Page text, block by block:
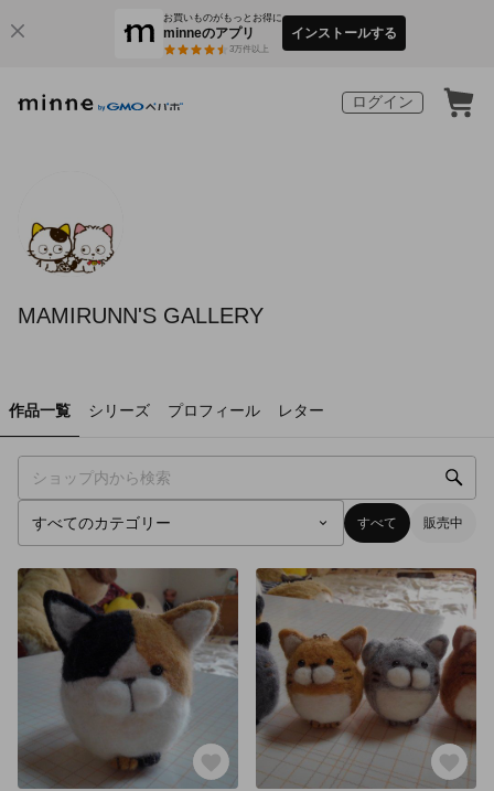
お買いものがもっとお得に
minneのアプリ
3万件以上
インストールする
ログイン
MAMIRUNN'S GALLERY
作品一覧 シリーズ プロフィール レター
すべて 販売中